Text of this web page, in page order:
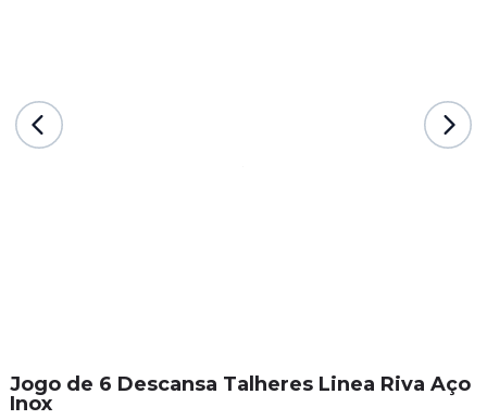
Jogo de 6 Descansa Talheres Linea Riva Aço
Inox